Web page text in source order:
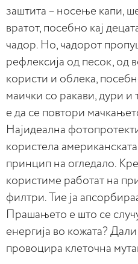
заштита – носење капи,
вратот, посебно кај
чадор. Но, чадорот
рефлексија од песок, од
користи и облека,
маички со ракави, дури и
е да се повтори
Најидеална
користела американската
принцип на огледало.
користиме работат на
филтри. Тие ја
Прашањето е што се
енергија во кожата?
провоцира клеточна